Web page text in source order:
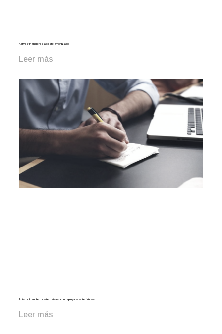
Activos financieros a coste amortizado
Leer más
Activos financieros alternativos: concepto y características
Leer más